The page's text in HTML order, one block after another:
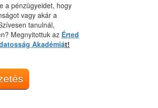
a pénzügyeidet, hogy
vagy akár a
tanulnál,
Megnyitottuk az Érted
Akadémiát!